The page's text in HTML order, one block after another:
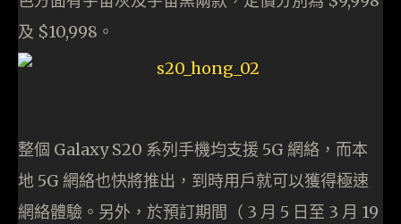
及 $10,998。
整個 Galaxy S20 系列手機均支援 5G 網絡，而本
地 5G 網絡也快將推出，到時用戶就可以獲得極速
網絡體驗。另外，於預訂期間（ 3 月 5 日至 3 月 19